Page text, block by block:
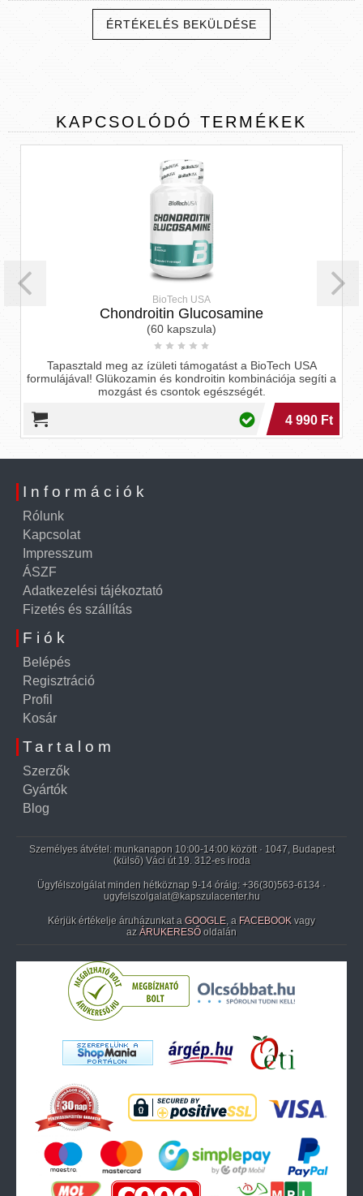
ÉRTÉKELÉS BEKÜLDÉSE
KAPCSOLÓDÓ TERMÉKEK
BioTech USA
Chondroitin Glucosamine
(60 kapszula)
Tapasztald meg az ízületi támogatást a BioTech USA
formulájával! Glükozamin és kondroitin kombinációja segíti a
mozgást és csontok egészségét.
4 990 Ft
Információk
Rólunk
Kapcsolat
Impresszum
ÁSZF
Adatkezelési tájékoztató
Fizetés és szállítás
Fiók
Belépés
Regisztráció
Profil
Kosár
Tartalom
Szerzők
Gyártók
Blog
Személyes átvétel: munkanapon 10:00-14:00 között · 1047, Budapest
(külső) Váci út 19. 312-es iroda
Ügyfélszolgálat minden hétköznap 9-14 óráig: +36(30)563-6134 ·
ugyfelszolgalat@kapszulacenter.hu
Kérjük értékelje áruházunkat a GOOGLE, a FACEBOOK vagy
az ÁRUKERESŐ oldalán